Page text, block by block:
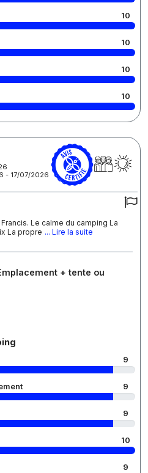
10
10
10
10
- 17/07/2026
Le calme du camping La
La propre ... Lire la suite
+ tente ou
9
9
9
10
9